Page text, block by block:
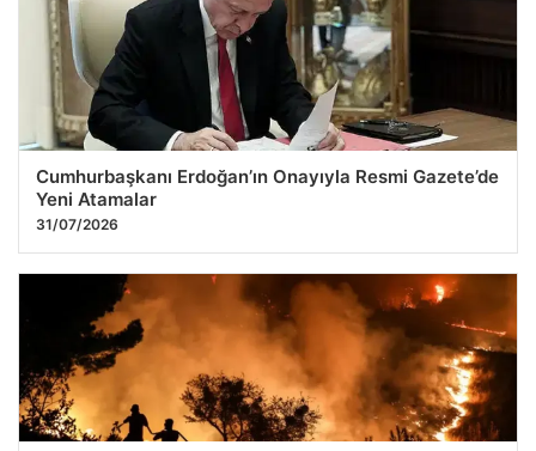
Cumhurbaşkanı Erdoğan’ın Onayıyla Resmi Gazete’de
Yeni Atamalar
31/07/2026